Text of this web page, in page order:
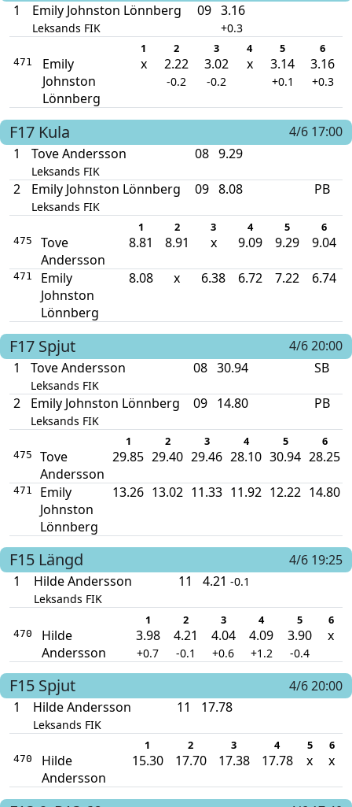
1
Emily Johnston Lönnberg
Leksands FIK
09 3.16
+0.3
1 2 3 4 5 6
471
Emily
Johnston
Lönnberg
x 2.22
-0.2
3.02
-0.2
x 3.14
+0.1
3.16
+0.3
F17 Kula
4/6 17:00
1
Tove Andersson
Leksands FIK
08 9.29
2 Emily Johnston Lönnberg
Leksands FIK
09 8.08 PB
1 2 3 4 5 6
475
Tove
Andersson
8.81 8.91 x 9.09 9.29 9.04
471
Emily
Johnston
Lönnberg
8.08 x 6.38 6.72 7.22 6.74
F17 Spjut
4/6 20:00
1
Tove Andersson
Leksands FIK
08 30.94 SB
2 Emily Johnston Lönnberg
Leksands FIK
09 14.80 PB
1 2 3 4 5 6
475
Tove
Andersson
29.85 29.40 29.46 28.10 30.94 28.25
471
Emily
Johnston
Lönnberg
13.26 13.02 11.33 11.92 12.22 14.80
F15 Längd
4/6 19:25
1
Hilde Andersson
Leksands FIK
11 4.21 -0.1
1 2 3 4 5 6
470
Hilde
Andersson
3.98
+0.7
4.21
-0.1
4.04
+0.6
4.09
+1.2
3.90
-0.4
x
F15 Spjut
4/6 20:00
1
Hilde Andersson
Leksands FIK
11 17.78
1 2 3 4 5 6
470
Hilde
Andersson
15.30 17.70 17.38 17.78 x x